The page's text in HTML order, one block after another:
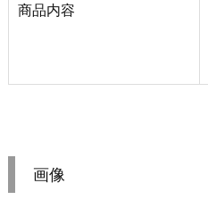
商品内容
画像